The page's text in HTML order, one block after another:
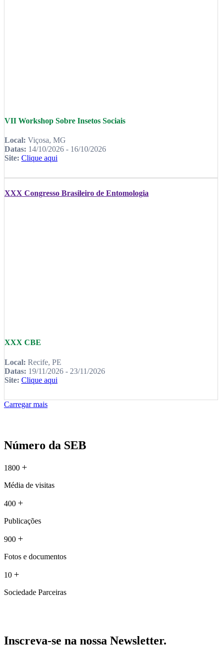
VII Workshop Sobre Insetos Sociais
Local: Viçosa, MG
Datas: 14/10/2026 - 16/10/2026
Site: Clique aqui
XXX Congresso Brasileiro de Entomologia
XXX CBE
Local: Recife, PE
Datas: 19/11/2026 - 23/11/2026
Site: Clique aqui
Carregar mais
Número da SEB
1800 +
Média de visitas
400 +
Publicações
900 +
Fotos e documentos
10 +
Sociedade Parceiras
Inscreva-se na nossa Newsletter.